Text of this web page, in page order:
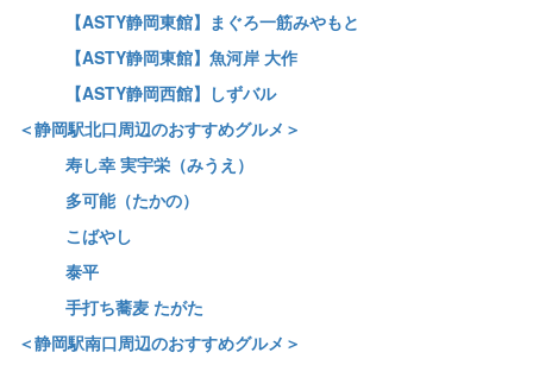
【ASTY静岡東館】まぐろ一筋みやもと
【ASTY静岡東館】魚河岸 大作
【ASTY静岡西館】しずバル
＜静岡駅北口周辺のおすすめグルメ＞
寿し幸 実宇栄（みうえ）
多可能（たかの）
こばやし
泰平
手打ち蕎麦 たがた
＜静岡駅南口周辺のおすすめグルメ＞